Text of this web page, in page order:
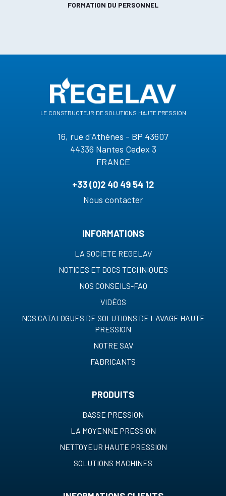
FORMATION DU PERSONNEL
le constructeur de solutions haute pression
16, rue d'Athènes - BP 43607
44336 Nantes Cedex 3
FRANCE
+33 (0)2 40 49 54 12
Nous contacter
INFORMATIONS
LA SOCIETE REGELAV
NOTICES ET DOCS TECHNIQUES
NOS CONSEILS-FAQ
VIDÉOS
NOS CATALOGUES DE SOLUTIONS DE LAVAGE HAUTE
PRESSION
NOTRE SAV
FABRICANTS
PRODUITS
BASSE PRESSION
LA MOYENNE PRESSION
NETTOYEUR HAUTE PRESSION
SOLUTIONS MACHINES